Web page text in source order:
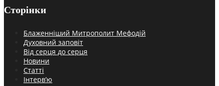
Сторінки
Блаженніший Митрополит Мефодій
Духовний заповіт
Від серця до серця
Новини
Статті
Інтерв’ю